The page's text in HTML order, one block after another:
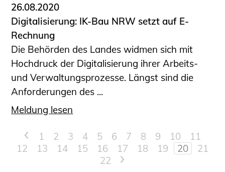
26.08.2020
Digitalisierung: IK-Bau NRW setzt auf E-
Rechnung
Die Behörden des Landes widmen sich mit
Hochdruck der Digitalisierung ihrer Arbeits-
und Verwaltungsprozesse. Längst sind die
Anforderungen des ...
Meldung lesen
< 1 2 3 4 5 6 7 8 9 10
11
12
13 14 15 16 17 18 19 20
21
22
>